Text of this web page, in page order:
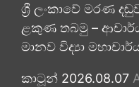
ශ්‍රී ලංකාවේ මරණ
ළකුණ තබමු –
මානව විද්‍යා
කාටූන් 2026.08.07